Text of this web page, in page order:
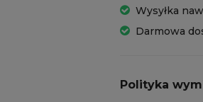
Wysyłka
Darmowa
Polityka